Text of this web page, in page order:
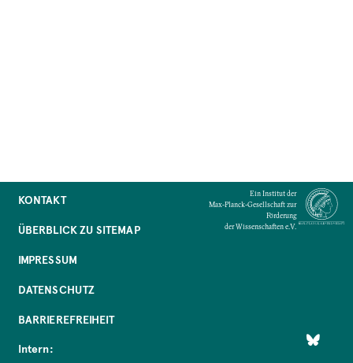
KONTAKT
ÜBERBLICK ZU SITEMAP
IMPRESSUM
DATENSCHUTZ
BARRIEREFREIHEIT
Intern:
Ein Institut der
Max-Planck-Gesellschaft zur
Förderung
der Wissenschaften e.V.